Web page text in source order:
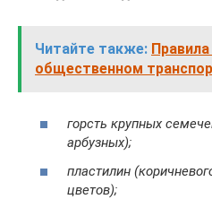
Читайте также:
общественном
горсть крупных
арбузных);
пластилин
цветов);